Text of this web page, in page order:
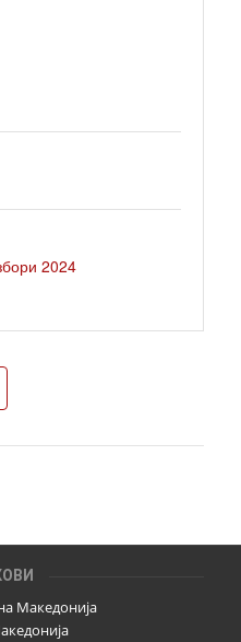
2024
Македонија